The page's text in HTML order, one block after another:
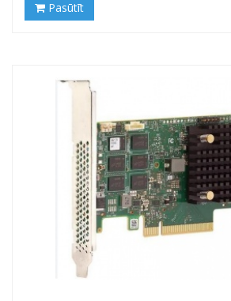
Pasūtīt